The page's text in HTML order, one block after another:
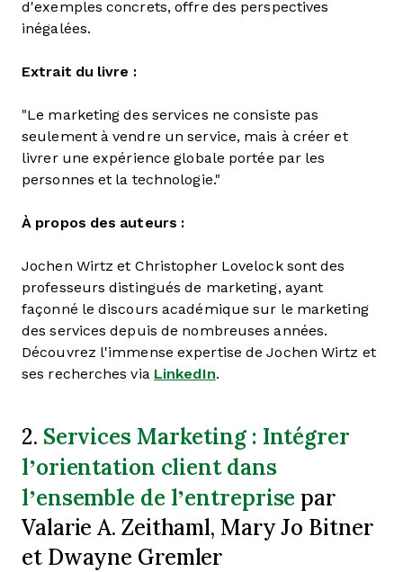
d'exemples concrets, offre des perspectives
inégalées.
Extrait du livre :
"Le marketing des services ne consiste pas
seulement à vendre un service, mais à créer et
livrer une expérience globale portée par les
personnes et la technologie."
À propos des auteurs :
Jochen Wirtz et Christopher Lovelock sont des
professeurs distingués de marketing, ayant
façonné le discours académique sur le marketing
des services depuis de nombreuses années.
Découvrez l'immense expertise de Jochen Wirtz et
ses recherches via LinkedIn.
2. Services Marketing : Intégrer
l’orientation client dans
l’ensemble de l’entreprise par
Valarie A. Zeithaml, Mary Jo Bitner
et Dwayne Gremler